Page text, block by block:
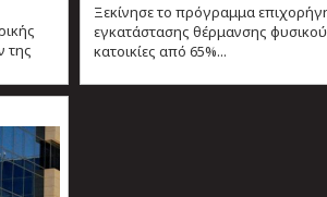
της
Ξεκίνησε το πρόγραμμα
εγκατάστασης θέρμανσης
κατοικίες από 65%...